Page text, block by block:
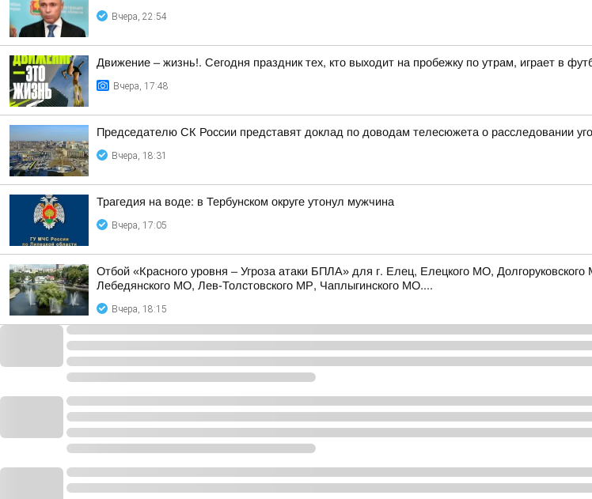
Вчера, 22:54
Движение – жизнь!. Сегодня праздник тех, кто выходит на пробежку по утрам, играет в
Вчера, 17:48
Председателю СК России представят доклад по доводам телесюжета о расследовании
Вчера, 18:31
Трагедия на воде: в Тербунском округе утонул мужчина
Вчера, 17:05
Отбой «Красного уровня – Угроза атаки БПЛА» для г. Елец, Елецкого МО,
Лебедянского МО, Лев-Толстовского МР, Чаплыгинского МО....
Вчера, 18:15